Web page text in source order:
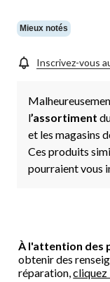
Mieux notés
Inscrivez-vous
l’assortiment
et les magasins
Ces produits
pourraient vous
À l'attention des
obtenir des
réparation,cliquez